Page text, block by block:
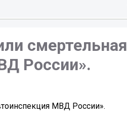
смертельная
России».
МВД России».